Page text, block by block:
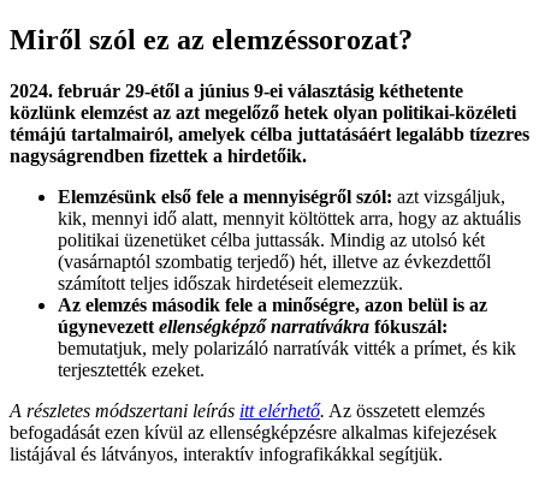
Miről szól ez az elemzéssorozat?
2024. február 29-étől a június 9-ei választásig kéthetente
közlünk elemzést az azt megelőző hetek olyan politikai-közéleti
témájú tartalmairól, amelyek célba juttatásáért legalább tízezres
nagyságrendben fizettek a hirdetőik.
Elemzésünk első fele a mennyiségről szól: azt vizsgáljuk,
kik, mennyi idő alatt, mennyit költöttek arra, hogy az aktuális
politikai üzenetüket célba juttassák. Mindig az utolsó két
(vasárnaptól szombatig terjedő) hét, illetve az évkezdettől
számított teljes időszak hirdetéseit elemezzük.
Az elemzés második fele a minőségre, azon belül is az
úgynevezett ellenségképző narratívákra fókuszál:
bemutatjuk, mely polarizáló narratívák vitték a prímet, és kik
terjesztették ezeket.
A részletes módszertani leírás itt elérhető. Az összetett elemzés
befogadását ezen kívül az ellenségképzésre alkalmas kifejezések
listájával és látványos, interaktív infografikákkal segítjük.